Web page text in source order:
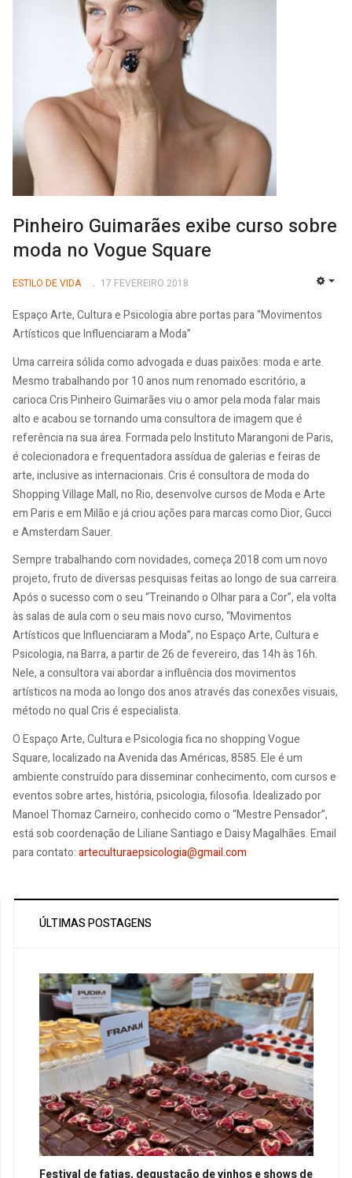
Pinheiro Guimarães exibe curso sobre
moda no Vogue Square
ESTILO DE VIDA 17 FEVEREIRO 2018
Espaço Arte, Cultura e Psicologia abre portas para “Movimentos
Artísticos que Influenciaram a Moda”
Uma carreira sólida como advogada e duas paixões: moda e arte.
Mesmo trabalhando por 10 anos num renomado escritório, a
carioca Cris Pinheiro Guimarães viu o amor pela moda falar mais
alto e acabou se tornando uma consultora de imagem que é
referência na sua área. Formada pelo Instituto Marangoni de Paris,
é colecionadora e frequentadora assídua de galerias e feiras de
arte, inclusive as internacionais. Cris é consultora de moda do
Shopping Village Mall, no Rio, desenvolve cursos de Moda e Arte
em Paris e em Milão e já criou ações para marcas como Dior, Gucci
e Amsterdam Sauer.
Sempre trabalhando com novidades, começa 2018 com um novo
projeto, fruto de diversas pesquisas feitas ao longo de sua carreira.
Após o sucesso com o seu “Treinando o Olhar para a Cor”, ela volta
às salas de aula com o seu mais novo curso, “Movimentos
Artísticos que Influenciaram a Moda”, no Espaço Arte, Cultura e
Psicologia, na Barra, a partir de 26 de fevereiro, das 14h às 16h.
Nele, a consultora vai abordar a influência dos movimentos
artísticos na moda ao longo dos anos através das conexões visuais,
método no qual Cris é especialista.
O Espaço Arte, Cultura e Psicologia fica no shopping Vogue
Square, localizado na Avenida das Américas, 8585. Ele é um
ambiente construído para disseminar conhecimento, com cursos e
eventos sobre artes, história, psicologia, filosofia. Idealizado por
Manoel Thomaz Carneiro, conhecido como o “Mestre Pensador”,
está sob coordenação de Liliane Santiago e Daisy Magalhães. Email
para contato:arteculturaepsicologia@gmail.com
ÚLTIMAS POSTAGENS
Festival de fatias, degustação de vinhos e shows de